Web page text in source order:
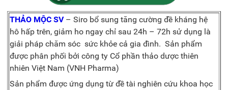
THẢO MỘC SV– Siro bổ sung tăng cường đề kháng hệ
hô hấp trên, giảm ho ngay chỉ sau 24h – 72h sử dụng là
giải pháp chăm sóc sức khỏe cả gia đình. Sản phẩm
được phân phối bởi công ty Cổ phần thảo dược thiên
nhiên Việt Nam (VNH Pharma)
Sản phẩm được ứng dụng từ đề tài nghiên cứu khoa học